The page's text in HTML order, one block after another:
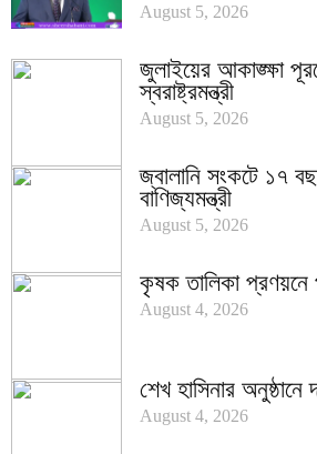
August 5, 2026
জুলাইয়ের আকাঙ্ক্ষা
স্বরাষ্ট্রমন্ত্রী
August 5, 2026
জ্বালানি সংকটে ১৭
বাণিজ্যমন্ত্রী
August 5, 2026
কৃষক তালিকা প্রণয়নে
August 4, 2026
শেখ হাসিনার অনুষ্ঠানে
August 4, 2026